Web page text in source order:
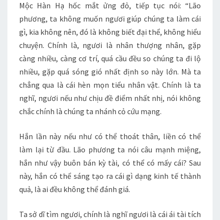
Mộc Hàn Hạ hốc mắt ửng đỏ, tiếp tục nói: “Lão
phương, ta không muốn ngươi giúp chúng ta làm cái
gì, kia không nên, đó là không biết đại thể, không hiểu
chuyện. Chính là, ngươi là nhân thượng nhân, gặp
càng nhiều, càng cơ trí, quá cầu đều so chúng ta đi lộ
nhiều, gặp quá sóng gió nhất định so này lớn. Mà ta
chẳng qua là cái hèn mọn tiểu nhân vật. Chính là ta
nghĩ, ngươi nếu như chịu đề điểm nhất nhị, nói không
chắc chính là chúng ta nhánh cỏ cứu mạng.
Hắn lần này nếu như có thể thoát thân, liền có thể
làm lại từ đầu. Lão phương ta nói câu mạnh miệng,
hắn như vậy buôn bán kỳ tài, có thể có mấy cái? Sau
này, hắn có thể sáng tạo ra cái gì dạng kinh tế thành
quả, là ai đều không thể đánh giá.
Ta sở dĩ tìm ngươi, chính là nghĩ ngươi là cái ái tài tích